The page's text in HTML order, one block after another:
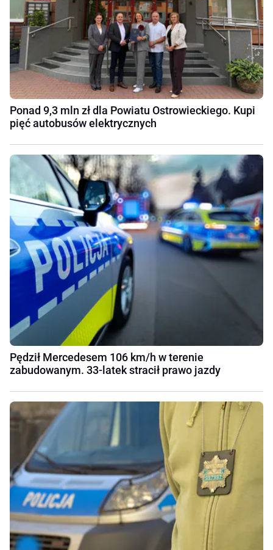
Ponad 9,3 mln zł dla Powiatu Ostrowieckiego. Kupi
pięć autobusów elektrycznych
Pędził Mercedesem 106 km/h w terenie
zabudowanym. 33-latek stracił prawo jazdy